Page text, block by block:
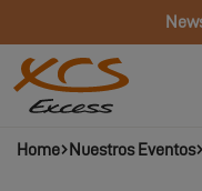
Home Nuestros Eventos